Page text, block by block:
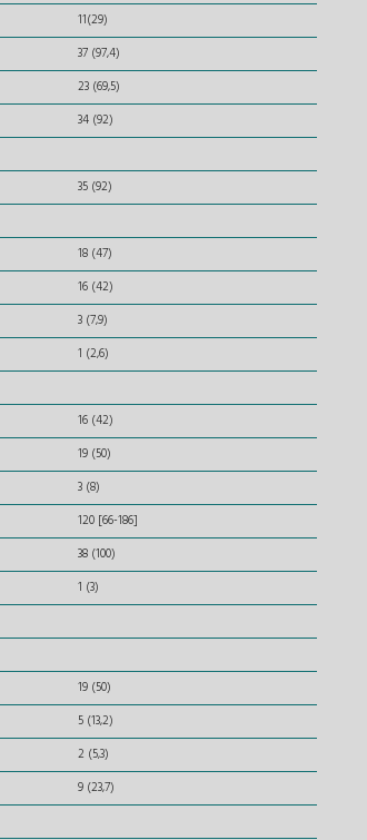
11(29)
37 (97,4)
23 (69,5)
34 (92)
35 (92)
18 (47)
16 (42)
3 (7,9)
1 (2,6)
16 (42)
19 (50)
3 (8)
120 [66-186]
38 (100)
1 (3)
19 (50)
5 (13,2)
2 (5,3)
9 (23,7)